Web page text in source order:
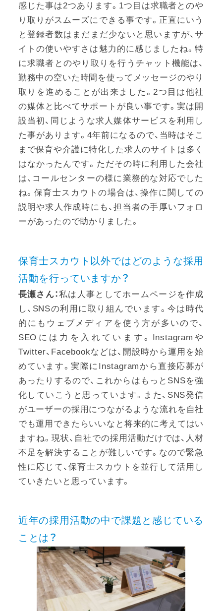
感じた事は2つあります。1つ目は求職者とのや
り取りがスムーズにできる事です。正直にいう
と登録者数はまだまだ少ないと思いますが、サ
イトの使いやすさは魅力的に感じましたね。特
に求職者とのやり取りを行うチャット機能は、
勤務中の空いた時間を使ってメッセージのやり
取りを進めることが出来ました。2つ目は他社
の媒体と比べてサポートが良い事です。実は開
設当初、同じような求人媒体サービスを利用し
た事があります。4年前になるので、当時はそこ
まで保育や介護に特化した求人のサイトは多く
はなかったんです。ただその時に利用した会社
は、コールセンターの様に業務的な対応でした
ね。保育士スカウトの場合は、操作に関しての
説明や求人作成時にも、担当者の手厚いフォロ
ーがあったので助かりました。
保育士スカウト以外ではどのような採用
活動を行っていますか？
長瀬さん：私は人事としてホームページを作成
し、SNSの利用に取り組んでいます。今は時代
的にもウェブメディアを使う方が多いので、
SEOには力を入れています。Instagramや
Twitter、Facebookなどは、開設時から運用を始
めています。実際にInstagramから直接応募が
あったりするので、これからはもっとSNSを強
化していこうと思っています。また、SNS発信
がユーザーの採用につながるような流れを自社
でも運用できたらいいなと将来的に考えてはい
ますね。現状、自社での採用活動だけでは、人材
不足を解決することが難しいです。なので緊急
性に応じて、保育士スカウトを並行して活用し
ていきたいと思っています。
近年の採用活動の中で課題と感じている
ことは？